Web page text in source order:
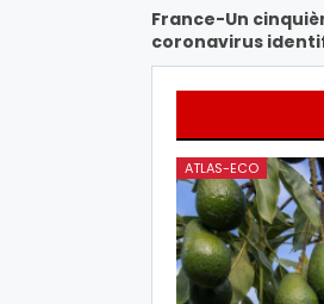
France-Un
coronavirus
ATLAS-ECO